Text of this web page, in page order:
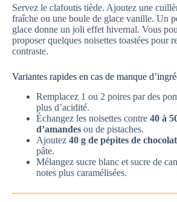
Servez le clafoutis tiède. Ajoutez une
fraîche ou une boule de glace vanille. Un
glace donne un joli effet hivernal. Vous
proposer quelques noisettes toastées pour
contraste.
Variantes rapides en cas de manque
Remplacez 1 ou 2 poires par des
plus d’acidité.
Échangez les noisettes contre 40 à
d’amandes ou de pistaches.
Ajoutez 40 g de pépites de chocolat
pâte.
Mélangez sucre blanc et sucre de
notes plus caramélisées.